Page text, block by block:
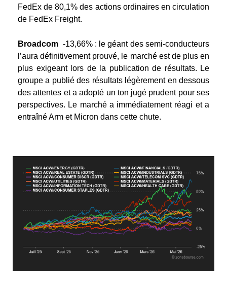
FedEx de 80,1% des actions ordinaires en circulation
de FedEx Freight.
Broadcom -13,66%: le géant des semi-conducteurs
l’aura définitivement prouvé, le marché est de plus en
plus exigeant lors de la publication de résultats. Le
groupe a publié des résultats légèrement en dessous
des attentes et a adopté un ton jugé prudent pour ses
perspectives. Le marché a immédiatement réagi et a
entraîné Arm et Micron dans cette chute.